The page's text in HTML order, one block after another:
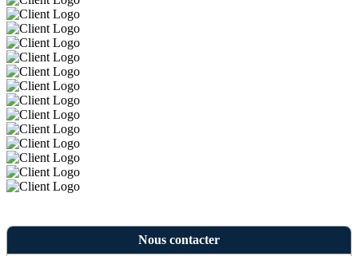
Nous contacter